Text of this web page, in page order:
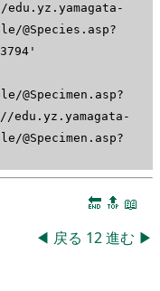
@Species.asp?
@Specimen.asp?
@Specimen.asp?
🔚 🔝 📖
◀ 戻る 12進む ▶